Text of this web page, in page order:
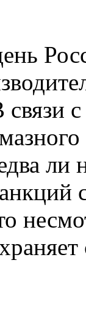
ли